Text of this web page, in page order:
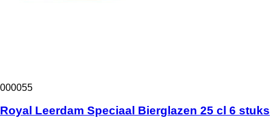
000055
Royal Leerdam Speciaal Bierglazen 25 cl 6 stuks